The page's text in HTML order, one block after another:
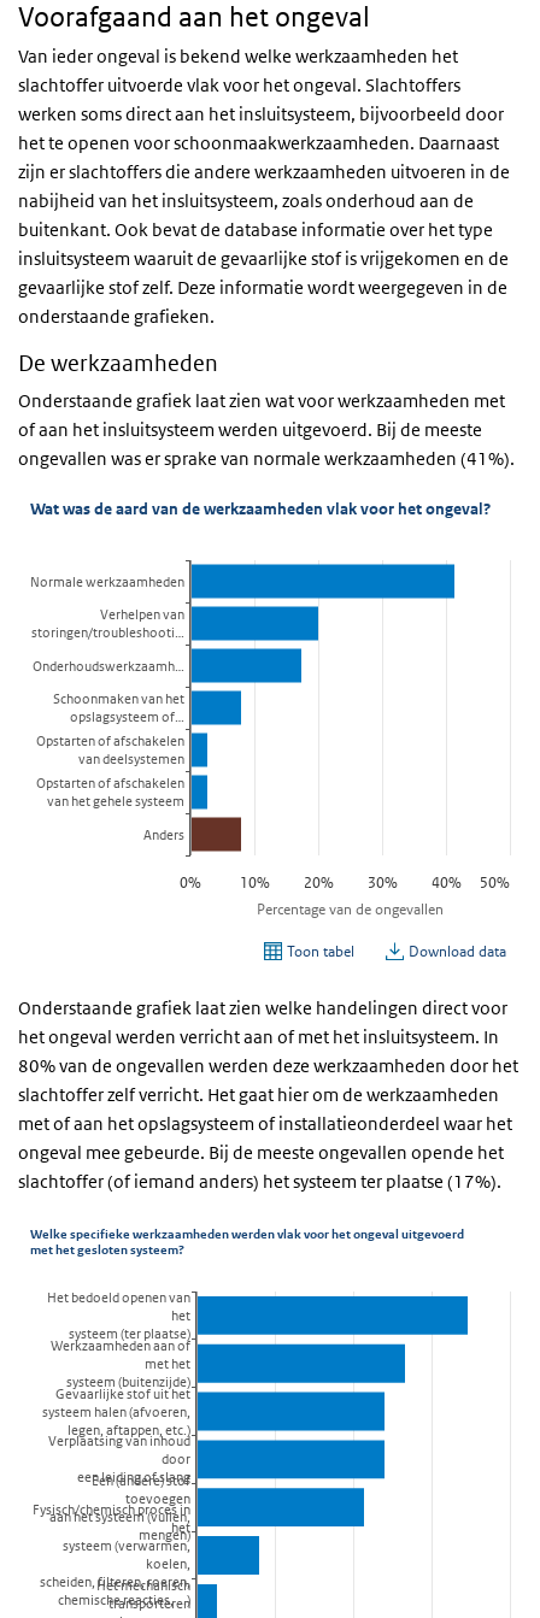
Voorafgaand aan het ongeval
Van ieder ongeval is bekend welke werkzaamheden het
slachtoffer uitvoerde vlak voor het ongeval. Slachtoffers
werken soms direct aan het insluitsysteem, bijvoorbeeld door
het te openen voor schoonmaakwerkzaamheden. Daarnaast
zijn er slachtoffers die andere werkzaamheden uitvoeren in de
nabijheid van het insluitsysteem, zoals onderhoud aan de
buitenkant. Ook bevat de database informatie over het type
insluitsysteem waaruit de gevaarlijke stof is vrijgekomen en de
gevaarlijke stof zelf. Deze informatie wordt weergegeven in de
onderstaande grafieken.
De werkzaamheden
Onderstaande grafiek laat zien wat voor werkzaamheden met
of aan het insluitsysteem werden uitgevoerd. Bij de meeste
ongevallen was er sprake van normale werkzaamheden (41%).
Onderstaande grafiek laat zien welke handelingen direct voor
het ongeval werden verricht aan of met het insluitsysteem. In
80% van de ongevallen werden deze werkzaamheden door het
slachtoffer zelf verricht. Het gaat hier om de werkzaamheden
met of aan het opslagsysteem of installatieonderdeel waar het
ongeval mee gebeurde. Bij de meeste ongevallen opende het
slachtoffer (of iemand anders) het systeem ter plaatse (17%).